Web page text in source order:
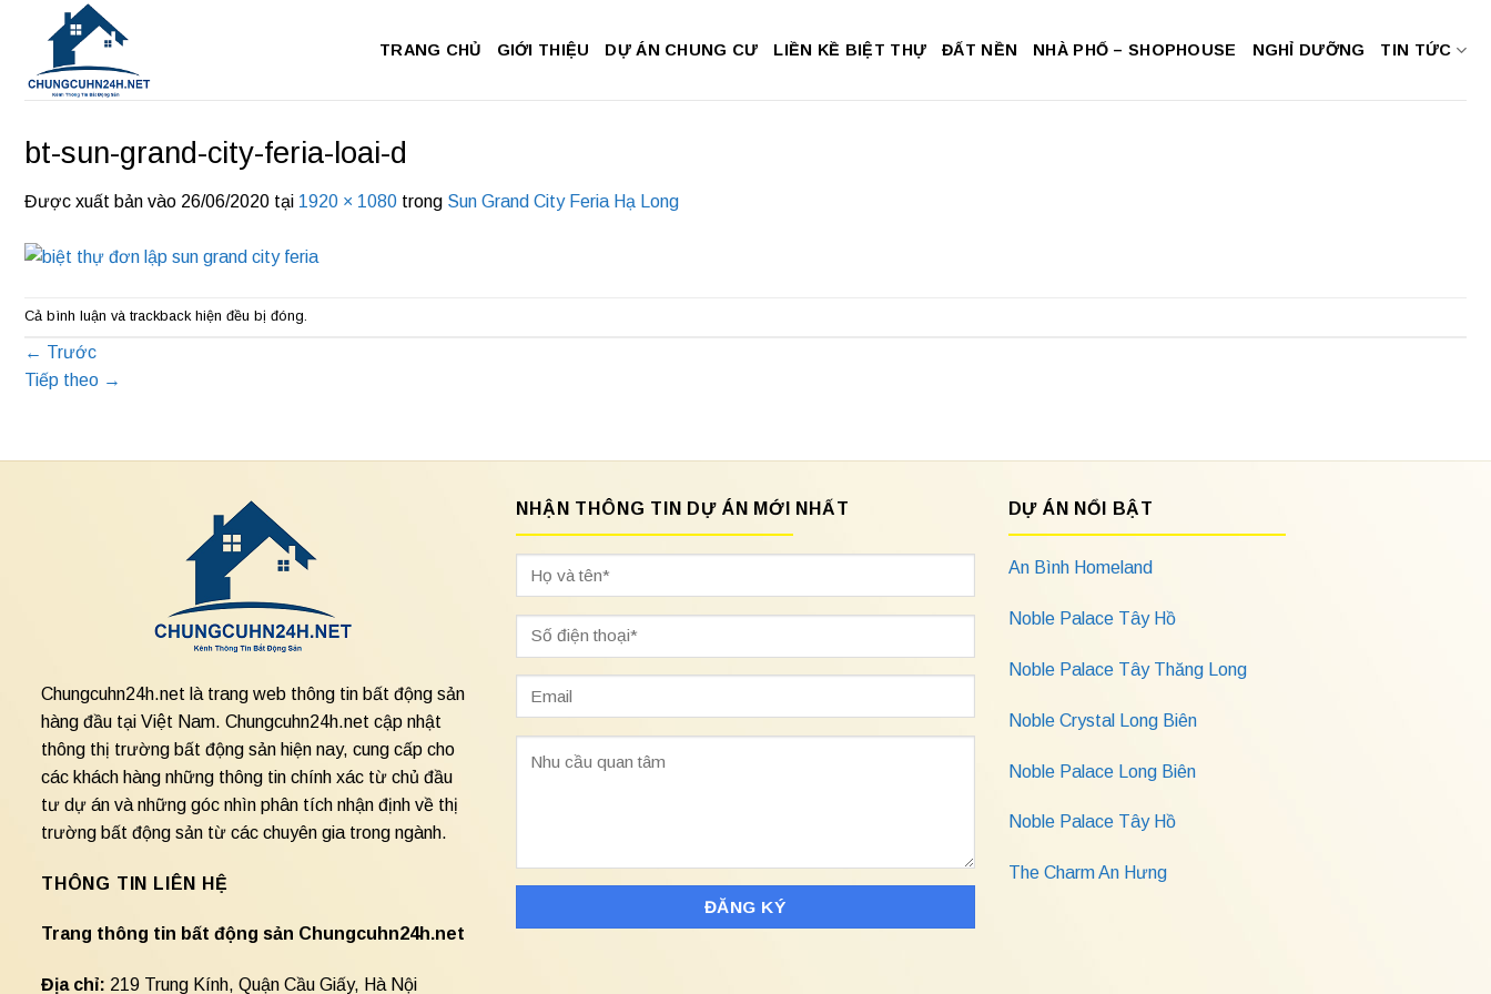
dung
TRANG CHỦ GIỚI THIỆU DỰ ÁN CHUNG CƯ LIỀN KỀ BIỆT THỰ ĐẤT NỀN NHÀ PHỐ – SHOPHOUSE NGHỈ DƯỠNG TIN TỨC
bt-sun-grand-city-feria-loai-d
Được xuất bản vào 26/06/2020 tại 1920 × 1080 trong Sun Grand City Feria Hạ Long
Cả bình luận và trackback hiện đều bị đóng.
← Trước
Tiếp theo →
Chungcuhn24h.net là trang web thông tin bất động sản
hàng đầu tại Việt Nam. Chungcuhn24h.net cập nhật
thông thị trường bất động sản hiện nay, cung cấp cho
các khách hàng những thông tin chính xác từ chủ đầu
tư dự án và những góc nhìn phân tích nhận định về thị
trường bất động sản từ các chuyên gia trong ngành.
THÔNG TIN LIÊN HỆ
Trang thông tin bất động sản Chungcuhn24h.net
Địa chỉ: 219 Trung Kính, Quận Cầu Giấy, Hà Nội
NHẬN THÔNG TIN DỰ ÁN MỚI NHẤT DỰ ÁN NỔI BẬT
An Bình Homeland
Noble Palace Tây Hồ
Noble Palace Tây Thăng Long
Noble Crystal Long Biên
Noble Palace Long Biên
Noble Palace Tây Hồ
The Charm An Hưng